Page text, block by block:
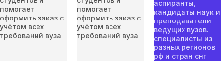
помогает
оформить заказ с
учётом всех
требований вуза
помогает
оформить заказ с
учётом всех
требований вуза
аспиранты,
кандидаты наук и
преподаватели
ведущих вузов.
специалисты из
разных регионов
рф и стран снг